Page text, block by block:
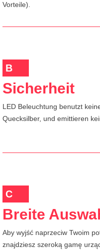
Vorteile).
B
Sicherheit
LED Beleuchtung benutzt
Quecksilber, und emittieren
C
Breite
Aby wyjść naprzeciw Twoim
znajdziesz szeroką gamę